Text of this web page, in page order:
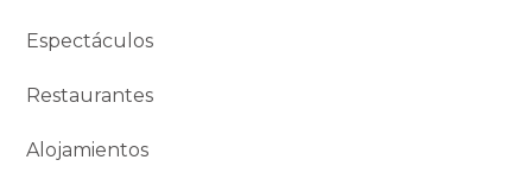
Espectáculos
Restaurantes
Alojamientos